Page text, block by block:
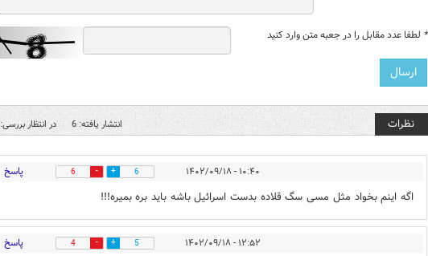
* لطفا عدد مقابل را در جعبه متن وارد کنید
نظرات انتشار یافته: 6 در انتظار بررسی: 0
۱۰:۴۰ - ۱۴۰۲/۰۹/۱۸ 6
6 پاسخ
اگه اینم بخواد مثل مسی سگ قلاده بدست اسرائیل باشه باید بره بمیره!!!
۱۲:۵۲ - ۱۴۰۲/۰۹/۱۸ 5
4 پاسخ